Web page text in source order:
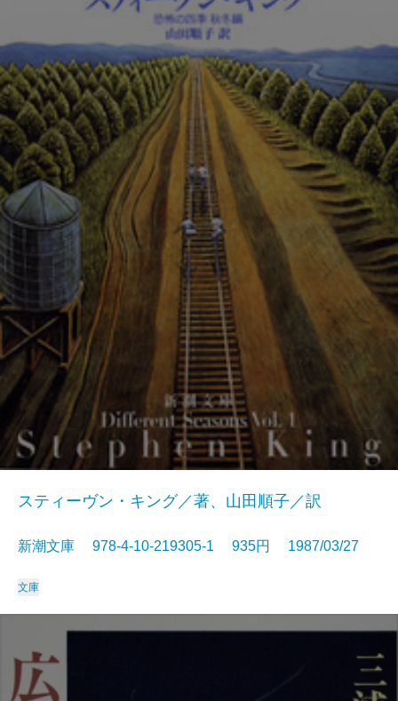
スティーヴン・キング／著、山田順子／訳
新潮文庫 978-4-10-219305-1 935円 1987/03/27
文庫